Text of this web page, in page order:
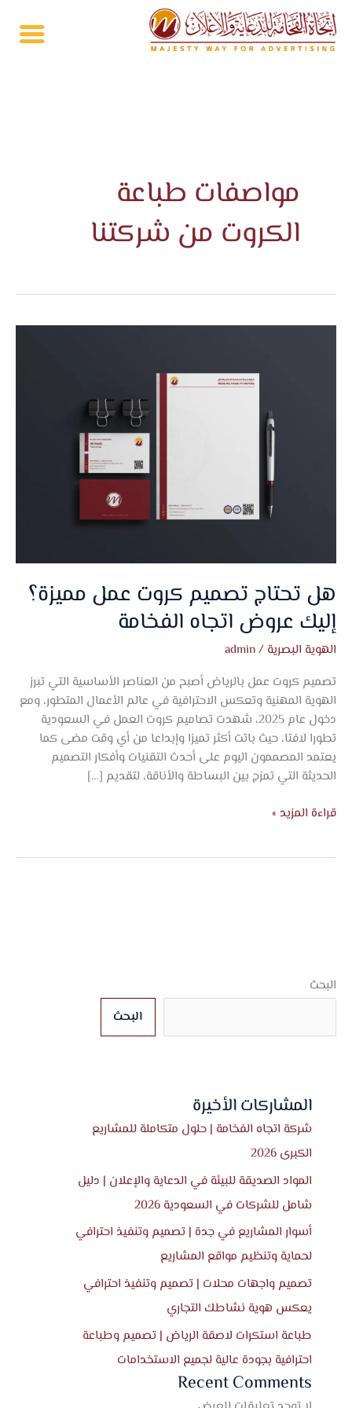
تخطي
إلى
المحتوى
البحث
البحث
المشاركات الأخيرة
شركة اتجاه الفخامة | حلول متكاملة للمشاريع
الكبرى 2026
المواد الصديقة للبيئة في الدعاية والإعلان | دليل
شامل للشركات في السعودية 2026
أسوار المشاريع في جدة | تصميم وتنفيذ احترافي
لحماية وتنظيم مواقع المشاريع
تصميم واجهات محلات | تصميم وتنفيذ احترافي
يعكس هوية نشاطك التجاري
طباعة استكرات لاصقة الرياض | تصميم وطباعة
احترافية بجودة عالية لجميع الاستخدامات
Recent Comments
مواصفات طباعة
الكروت من شركتنا
هل تحتاج تصميم كروت عمل مميزة؟
إليك عروض اتجاه الفخامة
الهوية البصرية /
admin
تصميم كروت عمل بالرياض أصبح من العناصر الأساسية التي تبرز
الهوية المهنية وتعكس الاحترافية في عالم الأعمال المتطور، ومع
دخول عام 2025، شهدت تصاميم كروت العمل في السعودية
تطورا لافتا، حيث باتت أكثر تميزا وإبداعا من أي وقت مضى كما
يعتمد المصممون اليوم على أحدث التقنيات وأفكار التصميم
الحديثة التي تمزج بين البساطة والأناقة، لتقديم […]
قراءة المزيد »